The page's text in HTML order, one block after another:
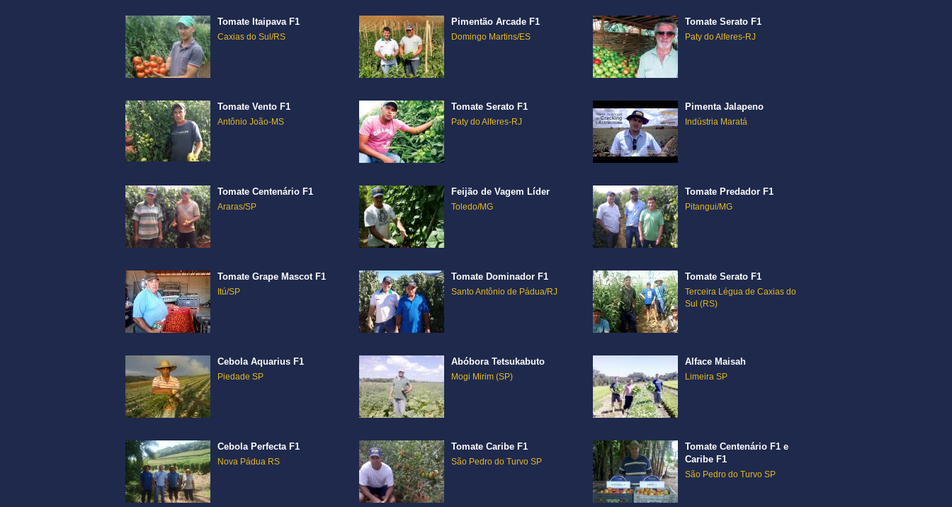
Tomate Itaipava F1
Caxias do Sul/RS
Pimentão Arcade F1
Domingo Martins/ES
Tomate Serato F1
Paty do Alferes-RJ
Tomate Vento F1
Antônio João-MS
Tomate Serato F1
Paty do Alferes-RJ
Pimenta Jalapeno
Indústria Maratá
Tomate Centenário F1
Araras/SP
Feijão de Vagem Líder
Toledo/MG
Tomate Predador F1
Pitangui/MG
Tomate Grape Mascot F1
Itú/SP
Tomate Dominador F1
Santo Antônio de Pádua/RJ
Tomate Serato F1
Terceira Légua de Caxias do
Sul (RS)
Cebola Aquarius F1
Piedade SP
Abóbora Tetsukabuto
Mogi Mirim (SP)
Alface Maisah
Limeira SP
Cebola Perfecta F1
Nova Pádua RS
Tomate Caribe F1
São Pedro do Turvo SP
Tomate Centenário F1 e
Caribe F1
São Pedro do Turvo SP